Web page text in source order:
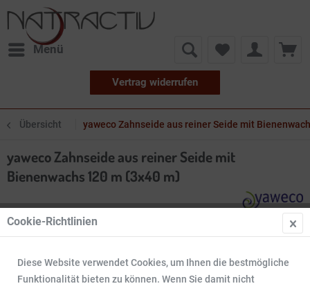
Menü
Vertrag widerrufen
Übersicht yaweco Zahnseide aus reiner Seide mit
yaweco Zahnseide aus reiner Seide mit
Bienenwachs 120 m (3x40 m)
Cookie-Richtlinien
Diese Website verwendet Cookies, um Ihnen die bestmögliche
Funktionalität bieten zu können. Wenn Sie damit nicht